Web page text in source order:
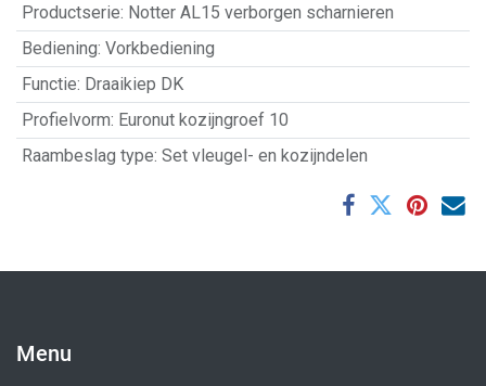
Productserie: Notter AL15 verborgen scharnieren
Bediening: Vorkbediening
Functie: Draaikiep DK
Profielvorm: Euronut kozijngroef 10
Raambeslag type: Set vleugel- en kozijndelen
Menu